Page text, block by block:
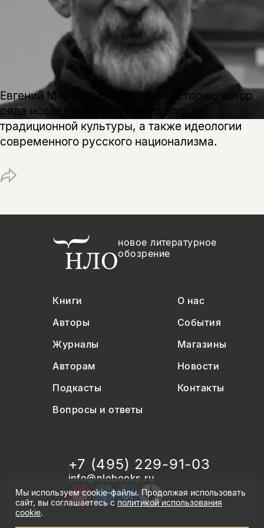
Евгений Мороз (1950—2011) — историк, автор
ряда исследований русского эпоса и
традиционной культуры, а также идеологии
современного русского национализма.
новое литературное
обозрение
Книги
О нас
Авторы
События
Журналы
Магазины
Авторам
Новости
Подкасты
Контакты
Вопросы и ответы
+7 (495) 229-91-03
info@nlobooks.ru
Поделиться
Копировать
ссылку
Вконтакте Телеграм Дзен
нет, вернуться назад
Мы используем cookie-файлы. Продолжая использовать
сайт, вы соглашаетесь сполитикой использования
cookie.